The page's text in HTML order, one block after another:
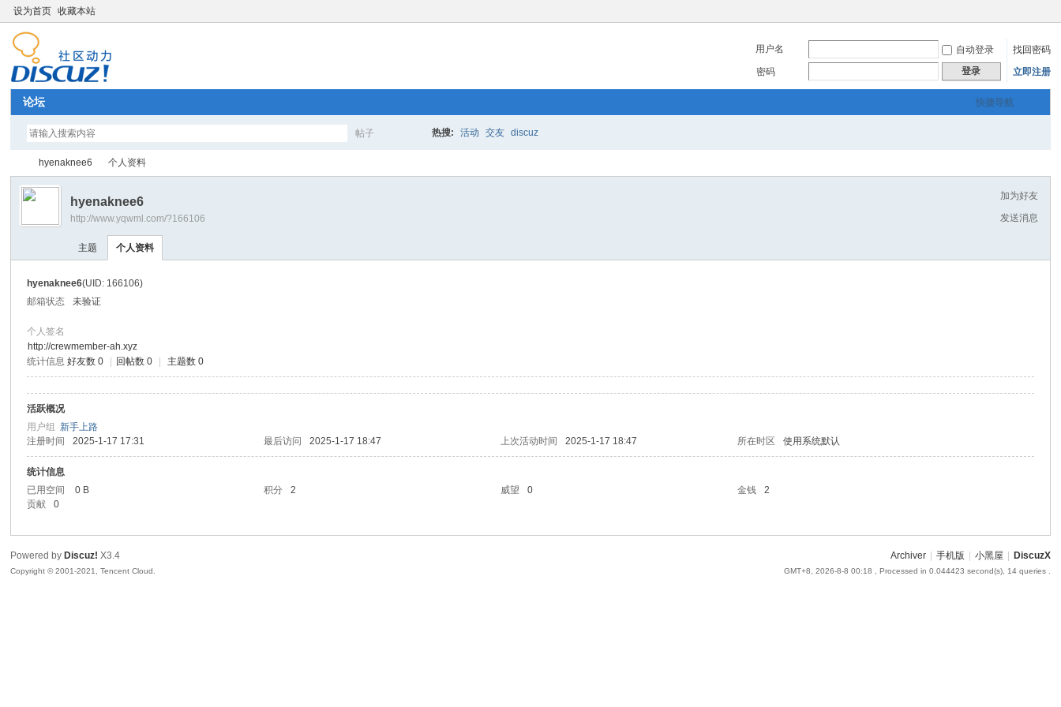
设为首页 收藏本站
用户名 自动登录
找回密码
密码
登录 立即注册
快捷导航
论坛
帖子 热搜: 活动 交友 discuz
›
hyenaknee6 个人资料
加为好友
发送消息
hyenaknee6
http://www.yqwml.com/?166106
主题 个人资料
hyenaknee6(UID: 166106)
邮箱状态
未验证
个人签名
http://crewmember-ah.xyz
统计信息 好友数 0 回帖数 0 主题数 0
活跃概况
用户组新手上路
注册时间
2025-1-17 17:31 最后访问 2025-1-17 18:47 上次活动时间 2025-1-17 18:47 所在时区 使用系统默认
统计信息
已用空间
0 B 积分 2 威望 0 金钱
2
贡献
0
Archiver 手机版 小黑屋 DiscuzX
GMT+8, 2026-8-8 00:18 , Processed in 0.044423 second(s), 14 queries .
Powered by Discuz! X3.4
Copyright © 2001-2021, Tencent Cloud.